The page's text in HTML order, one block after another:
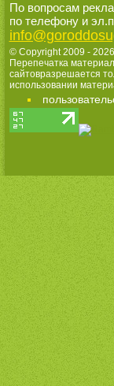
По вопросам
по телефону и
© Copyright 2009 -
Перепечатка
сайтовразрешается
использовании